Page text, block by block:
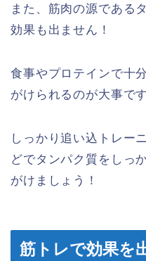
また、筋肉の源である
効果も出ません！
食事やプロテインで十
がけられるのが大事です
しっかり追い込トレー
どでタンパク質をしっ
がけましょう！
筋トレで効果を